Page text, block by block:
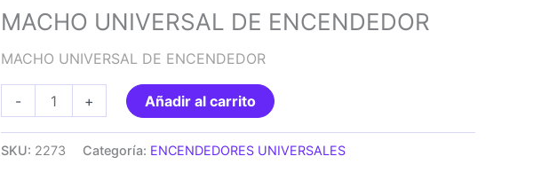
MACHO UNIVERSAL DE ENCENDEDOR
MACHO UNIVERSAL DE ENCENDEDOR
-
MACHO
UNIVERSAL
+ Añadir al carrito
SKU: 2273 Categoría: ENCENDEDORES UNIVERSALES